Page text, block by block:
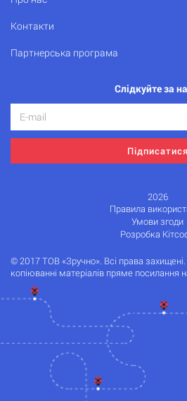
Контакти
Партнерська програма
Слідкуйте за
Підписатися
2026
Правила
Умови згоди
Розробка
© 2017 ТОВ «Зручно». Всі права
копіюванні матеріалів пряме посилання